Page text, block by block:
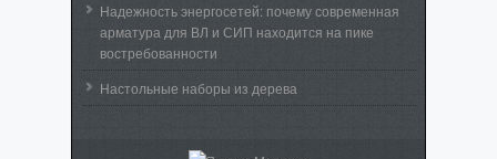
Надежность энергосетей: почему современная
арматура для ВЛ и СИП находится на пике
востребованности
Настольные наборы из дерева